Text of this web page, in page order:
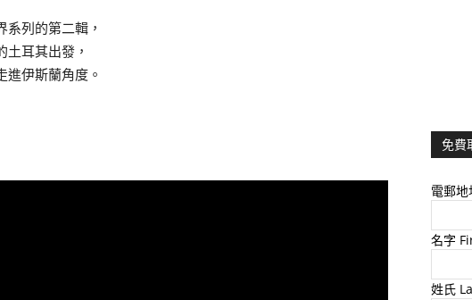
列的第二輯，
耳其出發，
進伊斯蘭角度。
免費
電郵
名字
姓氏